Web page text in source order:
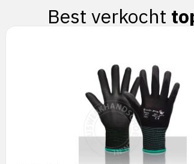
Best verkocht